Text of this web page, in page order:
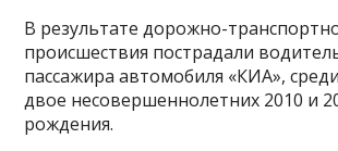
В результате дорожно-
происшествия пострадали
пассажира автомобиля «КИА»,
двое несовершеннолетних 2010 и
рождения.